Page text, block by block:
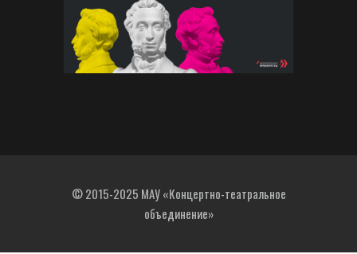
© 2015-2025 МАУ «Концертно-театральное
объединение»